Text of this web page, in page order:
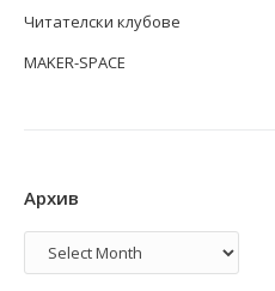
Читателски клубове
MAKER-SPACE
Архив
Архив